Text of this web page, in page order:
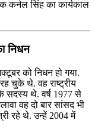
कर्नल सिंह का कार्यकाल
निधन
को निधन हो गया.
चुके थे. वह राष्ट्रीय
सदस्य थे. वर्ष 1977 से
वह दो बार सांसद भी
रहे थे. उन्हें 2004 में